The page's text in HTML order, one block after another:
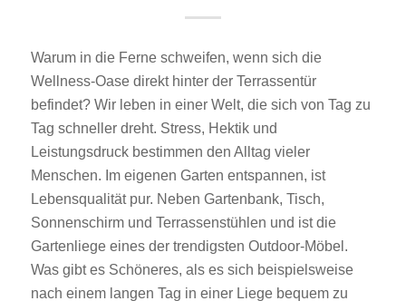
Warum in die Ferne schweifen, wenn sich die
Wellness-Oase direkt hinter der Terrassentür
befindet? Wir leben in einer Welt, die sich von Tag zu
Tag schneller dreht. Stress, Hektik und
Leistungsdruck bestimmen den Alltag vieler
Menschen. Im eigenen Garten entspannen, ist
Lebensqualität pur. Neben Gartenbank, Tisch,
Sonnenschirm und Terrassenstühlen und ist die
Gartenliege eines der trendigsten Outdoor-Möbel.
Was gibt es Schöneres, als es sich beispielsweise
nach einem langen Tag in einer Liege bequem zu